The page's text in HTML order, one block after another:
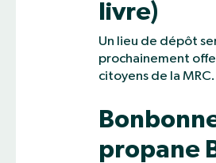
livre)
Un lieu de dépôt
prochainement
citoyens de la MRC.
propane